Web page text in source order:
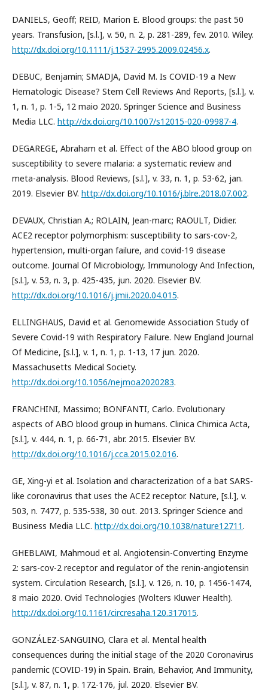
DANIELS, Geoff; REID, Marion E. Blood groups: the past 50
years. Transfusion, [s.l.], v. 50, n. 2, p. 281-289, fev. 2010. Wiley.
http://dx.doi.org/10.1111/j.1537-2995.2009.02456.x.
DEBUC, Benjamin; SMADJA, David M. Is COVID-19 a New
Hematologic Disease? Stem Cell Reviews And Reports, [s.l.], v.
1, n. 1, p. 1-5, 12 maio 2020. Springer Science and Business
Media LLC. http://dx.doi.org/10.1007/s12015-020-09987-4.
DEGAREGE, Abraham et al. Effect of the ABO blood group on
susceptibility to severe malaria: a systematic review and
meta-analysis. Blood Reviews, [s.l.], v. 33, n. 1, p. 53-62, jan.
2019. Elsevier BV. http://dx.doi.org/10.1016/j.blre.2018.07.002.
DEVAUX, Christian A.; ROLAIN, Jean-marc; RAOULT, Didier.
ACE2 receptor polymorphism: susceptibility to sars-cov-2,
hypertension, multi-organ failure, and covid-19 disease
outcome. Journal Of Microbiology, Immunology And Infection,
[s.l.], v. 53, n. 3, p. 425-435, jun. 2020. Elsevier BV.
http://dx.doi.org/10.1016/j.jmii.2020.04.015.
ELLINGHAUS, David et al. Genomewide Association Study of
Severe Covid-19 with Respiratory Failure. New England Journal
Of Medicine, [s.l.], v. 1, n. 1, p. 1-13, 17 jun. 2020.
Massachusetts Medical Society.
http://dx.doi.org/10.1056/nejmoa2020283.
FRANCHINI, Massimo; BONFANTI, Carlo. Evolutionary
aspects of ABO blood group in humans. Clinica Chimica Acta,
[s.l.], v. 444, n. 1, p. 66-71, abr. 2015. Elsevier BV.
http://dx.doi.org/10.1016/j.cca.2015.02.016.
GE, Xing-yi et al. Isolation and characterization of a bat SARS-
like coronavirus that uses the ACE2 receptor. Nature, [s.l.], v.
503, n. 7477, p. 535-538, 30 out. 2013. Springer Science and
Business Media LLC. http://dx.doi.org/10.1038/nature12711.
GHEBLAWI, Mahmoud et al. Angiotensin-Converting Enzyme
2: sars-cov-2 receptor and regulator of the renin-angiotensin
system. Circulation Research, [s.l.], v. 126, n. 10, p. 1456-1474,
8 maio 2020. Ovid Technologies (Wolters Kluwer Health).
http://dx.doi.org/10.1161/circresaha.120.317015.
GONZÁLEZ-SANGUINO, Clara et al. Mental health
consequences during the initial stage of the 2020 Coronavirus
pandemic (COVID-19) in Spain. Brain, Behavior, And Immunity,
[s.l.], v. 87, n. 1, p. 172-176, jul. 2020. Elsevier BV.